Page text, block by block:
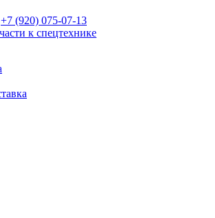
+7 (920) 075-07-13